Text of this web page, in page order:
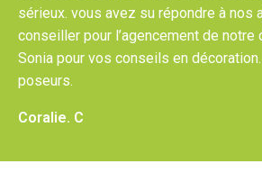
sérieux. vous avez su répondre à nos
conseiller pour l’agencement de
Sonia pour vos conseils en
poseurs.
Coralie. C